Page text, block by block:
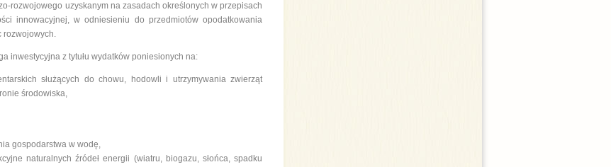
rozwojowego uzyskanym na zasadach określonych w przepisach
innowacyjnej, w odniesieniu do przedmiotów opodatkowania
rozwojowych.
inwestycyjna z tytułu wydatków poniesionych na:
służących do chowu, hodowli i utrzymywania zwierząt
środowiska,
gospodarstwa w wodę,
naturalnych źródeł energii (wiatru, biogazu, słońca, spadku